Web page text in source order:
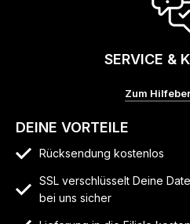
SERVICE &
Zum
DEINE VORTEILE
Rücksendung kostenlos
SSL verschlüsselt Deine
bei uns sicher